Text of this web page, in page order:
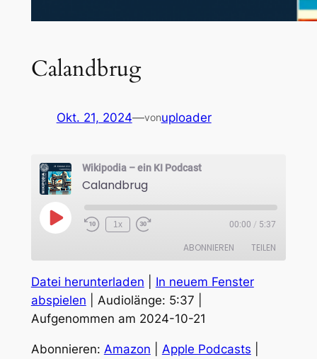
Calandbrug
Okt. 21, 2024—vonuploader
Wikipodia – ein KI Podcast
Calandbrug
Play
Episode
1x 00:00 / 5:37
ABONNIEREN TEILEN
Amazon Apple Podcasts
TEILEN
LINK
EMBED
Datei herunterladen
In neuem Fenster
abspielen
Audiolänge: 5:37
Aufgenommen am 2024-10-21
Abonnieren: Amazon Apple Podcasts